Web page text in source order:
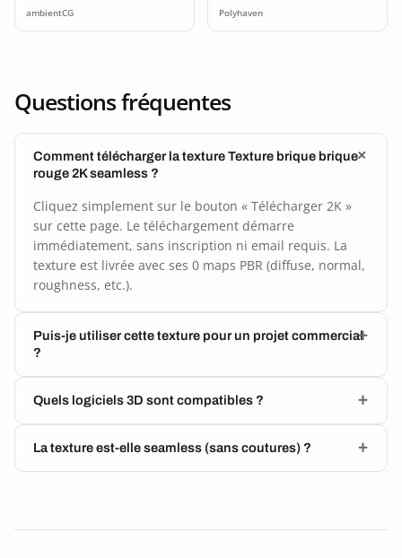
ambientCG Polyhaven
Questions fréquentes
Comment télécharger la texture Texture brique brique
rouge 2K seamless ?
Cliquez simplement sur le bouton « Télécharger 2K »
sur cette page. Le téléchargement démarre
immédiatement, sans inscription ni email requis. La
texture est livrée avec ses 0 maps PBR (diffuse, normal,
roughness, etc.).
Puis-je utiliser cette texture pour un projet commercial
?
Quels logiciels 3D sont compatibles ?
La texture est-elle seamless (sans coutures) ?